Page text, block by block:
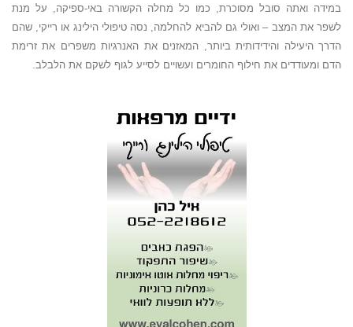
במידה ואתה סובל מסוכרת, כמו כל מחלה הקשורה באי-ספיקה, על מנת
לשפר את המצב – ואולי גם להביא להחלמה, נסה טיפולי הילינג או רייקי, שהם
הדרך היעילה והידידותית ביותר, המאזנים את האנרגיות משפרים את זרימת
הדם ומעודדים את חילוף החומרים ועשויים לסייע לגוף לשקם את הלבלב.